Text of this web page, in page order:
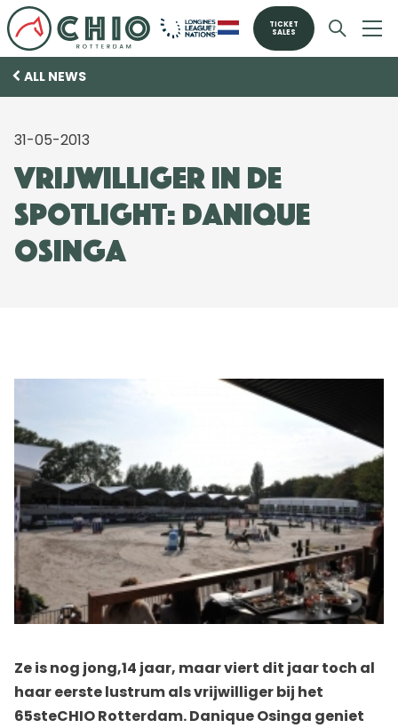
TICKET
SALES
ALL NEWS
31-05-2013
Vrijwilliger in de
spotlight: Danique
Osinga
Ze is nog jong,14 jaar, maar viert dit jaar toch al
haar eerste lustrum als vrijwilliger bij het
65steCHIO Rotterdam. Danique Osinga geniet